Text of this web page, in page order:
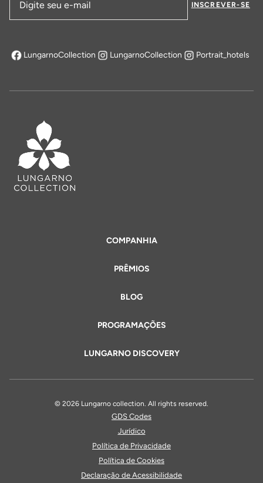
COMPANHIA
PRÊMIOS
BLOG
PROGRAMAÇÕES
LUNGARNO DISCOVERY
Endereço de email
INSCREVER-SE
LungarnoCollection
abre em uma nova aba
LungarnoCollection Portrait_hotels
© 2026 Lungarno collection. All rights reserved.
GDS Codes
Jurídico
Política de Privacidade
Política de Cookies
Declaração de Acessibilidade